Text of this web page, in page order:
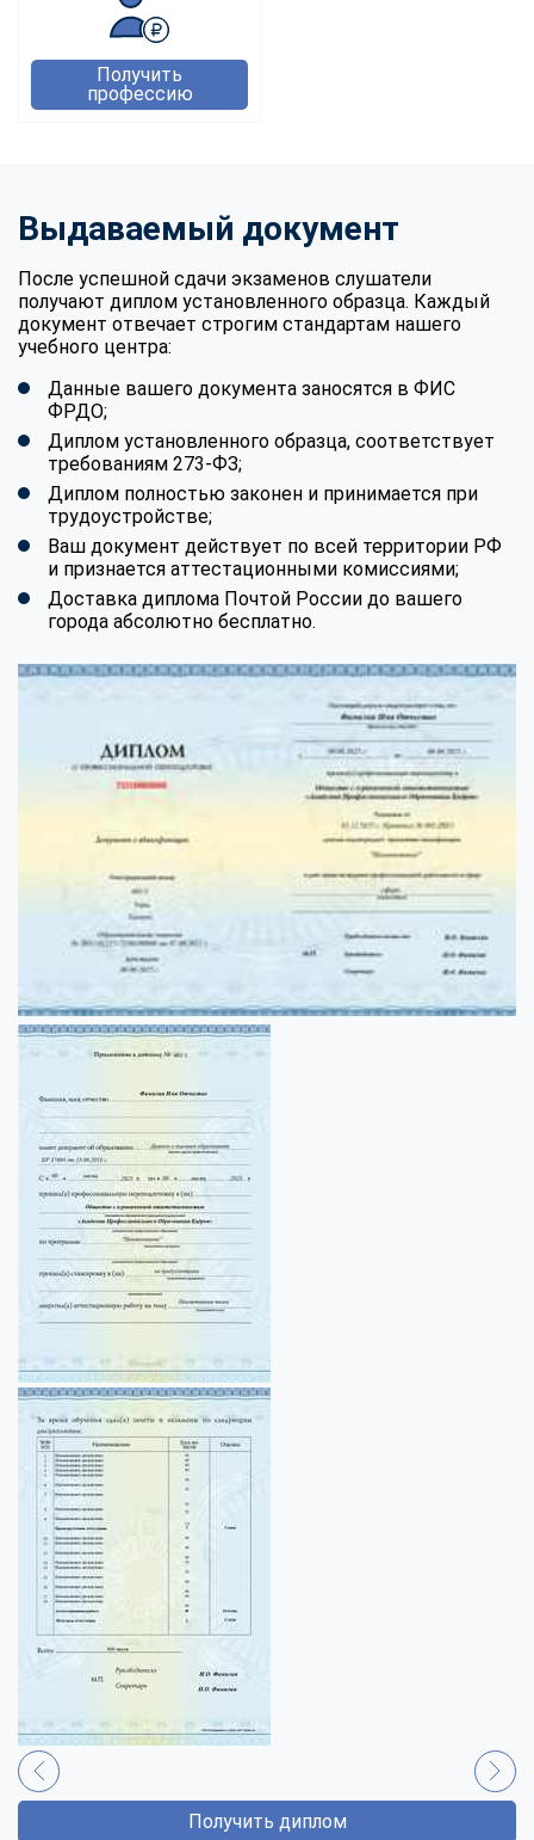
Получить
профессию
Выдаваемый документ
После успешной сдачи экзаменов слушатели
получают диплом установленного образца. Каждый
документ отвечает строгим стандартам нашего
учебного центра:
Данные вашего документа заносятся в ФИС
ФРДО;
Диплом установленного образца, соответствует
требованиям 273-ФЗ;
Диплом полностью законен и принимается при
трудоустройстве;
Ваш документ действует по всей территории РФ
и признается аттестационными комиссиями;
Доставка диплома Почтой России до вашего
города абсолютно бесплатно.
Получить диплом